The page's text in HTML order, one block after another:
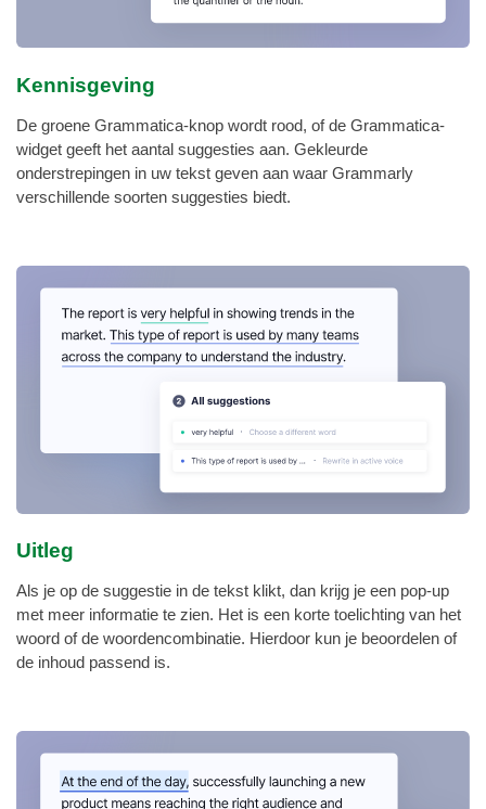
Kennisgeving
De groene Grammatica-knop wordt rood, of de Grammatica-
widget geeft het aantal suggesties aan. Gekleurde
onderstrepingen in uw tekst geven aan waar Grammarly
verschillende soorten suggesties biedt.
Uitleg
Als je op de suggestie in de tekst klikt, dan krijg je een pop-up
met meer informatie te zien. Het is een korte toelichting van het
woord of de woordencombinatie. Hierdoor kun je beoordelen of
de inhoud passend is.